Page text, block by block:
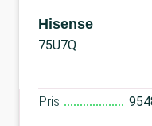
Hisense
75U7Q
Pris